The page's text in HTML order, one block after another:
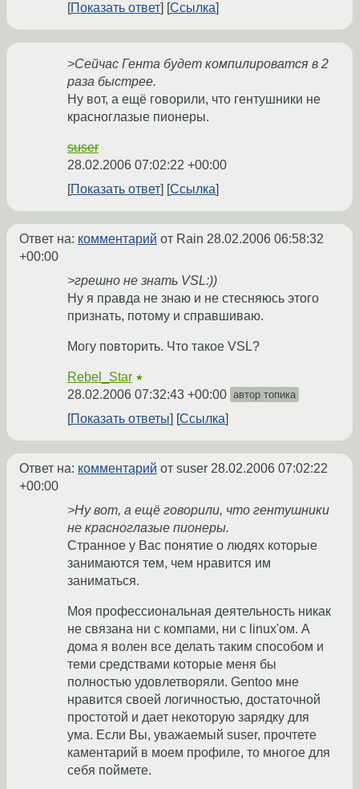
Показать ответ Ссылка
>Сейчас Гента будет компилироватся в 2
раза быстрее.
Ну вот, а ещё говорили, что гентушники не
красноглазые пионеры.
suser
28.02.2006 07:02:22 +00:00
Показать ответ
Ссылка
Ответ на: комментарий от Rain 28.02.2006 06:58:32
+00:00
>грешно не знать VSL:))
Ну я правда не знаю и не стесняюсь этого
признать, потому и справшиваю.
Могу повторить. Что такое VSL?
Rebel_Star ★
28.02.2006 07:32:43 +00:00 автор топика
Показать ответы Ссылка
Ответ на: комментарий от suser 28.02.2006 07:02:22
+00:00
>Ну вот, а ещё говорили, что гентушники
не красноглазые пионеры.
Странное у Вас понятие о людях которые
занимаются тем, чем нравится им
заниматься.
Моя профессиональная деятельность никак
не связана ни с компами, ни с linux'ом. А
дома я волен все делать таким способом и
теми средствами которые меня бы
полностью удовлетворяли. Gentoo мне
нравится своей логичностью, достаточной
простотой и дает некоторую зарядку для
ума. Если Вы, уважаемый suser, прочтете
каментарий в моем профиле, то многое для
себя поймете.